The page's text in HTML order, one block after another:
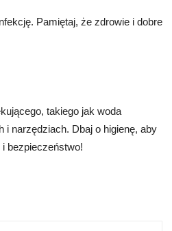
Pamiętaj, że zdrowie i dobre
takiego jak woda
i narzędziach. Dbaj o higienę, aby
bezpieczeństwo!